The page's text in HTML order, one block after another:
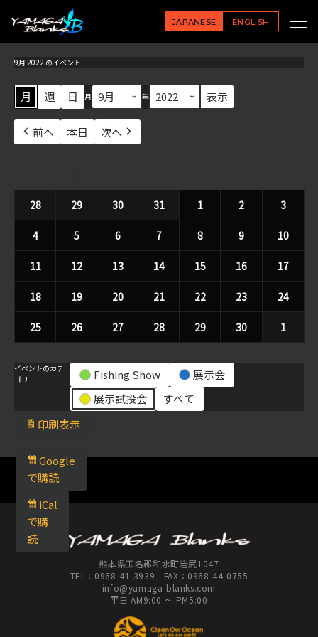
JAPANESE ENGLISH
9月 2022 のイベント
月 週 日 月 年
前へ 本日 次へ
曜
日
曜
日
曜
日
曜
日
曜
曜
曜
282022
年
月
28
日
292022
年
月
29
日
302022
年
月
30
日
312022
年
月
31
日
12022
年
9
月
1
日
2
年
月
2
日
3
年
9
月
3
日
42022
年
9
月
4
日
52022
年
9
月
5
日
62022
年
9
月
6
日
72022
年
9
月
7
日
82022
年
9
月
8
日
9
年
9
月
9
日
10
年
月
日
112022
年
9
月
11
日
122022
年
9
月
12
日
132022
年
9
月
13
日
142022
年
9
月
14
日
152022
年
9
月
15
日
16
年
月
日
17
年
月
日
182022
年
9
月
日
192022
年
9
月
19
日
202022
年
9
月
20
日
212022
年
9
月
21
222022
年
9
月
22
日
23
年
月
24
年
月
252022
年
月
262022
年
月
26
日
272022
年
月
27
日
282022
年
28
日
292022
年
月
29
30
年
1
年
イベントのカテ
ゴリー
Fishing Show
展示会
展示試投会
すべて
Google
で購読
iCal
で購
読
印刷表示
熊本県玉名郡和水町岩尻1047
TEL： 0968-41-3939 FAX：0968-44-0755
info@yamaga-blanks.com
平日 AM9:00 ～ PM5:00